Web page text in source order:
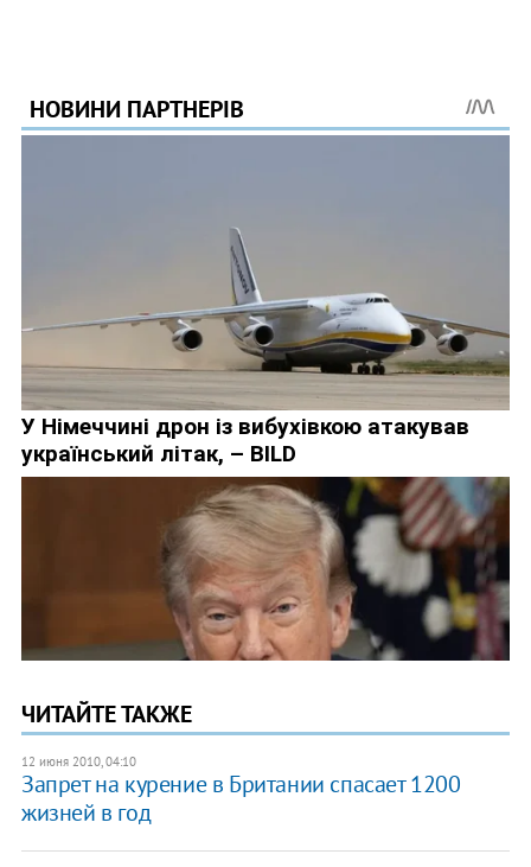
ЧИТАЙТЕ ТАКЖЕ
12 июня 2010, 04:10
Запрет на курение в Британии спасает 1200
жизней в год